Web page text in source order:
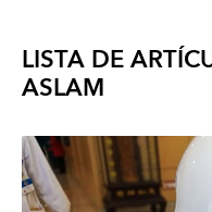
LISTA DE
ASLAM